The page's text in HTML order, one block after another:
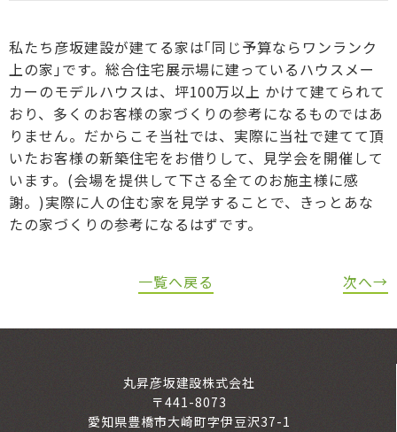
私たち彦坂建設が建てる家は｢同じ予算ならワンランク
上の家｣です。総合住宅展示場に建っているハウスメー
カーのモデルハウスは、坪100万以上 かけて建てられて
おり、多くのお客様の家づくりの参考になるものではあ
りません。だからこそ当社では、実際に当社で建てて頂
いたお客様の新築住宅をお借りして、見学会を開催して
います。(会場を提供して下さる全てのお施主様に感
謝。)実際に人の住む家を見学することで、きっとあな
たの家づくりの参考になるはずです。
一覧へ戻る 次へ→
丸昇彦坂建設株式会社
〒441-8073
愛知県豊橋市大崎町字伊豆沢37-1